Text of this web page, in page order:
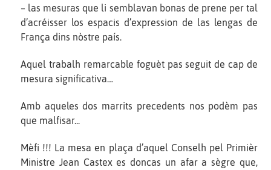
– las mesuras que li semblavan bonas de prene per tal
d’acréisser los espacis d’expression de las lengas de
França dins nòstre país.
Aquel trabalh remarcable foguèt pas seguit de cap de
mesura significativa…
Amb aqueles dos marrits precedents nos podèm pas
que malfisar...
Mèfi !!! La mesa en plaça d’aquel Conselh pel Primièr
Ministre Jean Castex es doncas un afar a sègre que,